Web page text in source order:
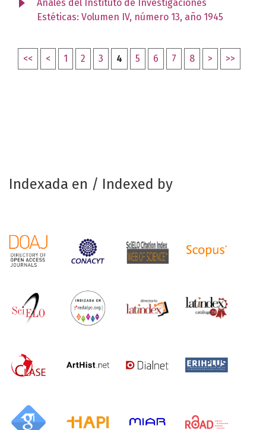
Anales del Instituto de Investigaciones
Estéticas: Volumen IV, número 13, año 1945
<< < 1 2 3 4 5 6 7 8 > >>
Indexada en / Indexed by